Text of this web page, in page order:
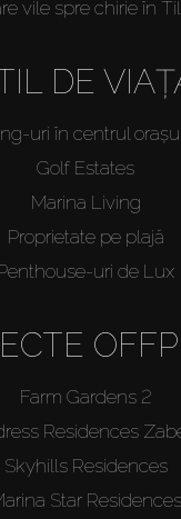
vile spre chirie în
DE
uri în centrul
Golf Estates
Marina Living
Proprietate pe plajă
uri de Lux
Farm Gardens 2
Residences
Skyhills Residences
Star Residences